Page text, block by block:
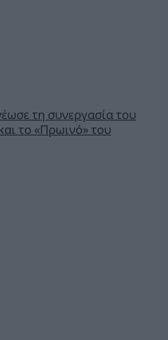
τη συνεργασία του
το «Πρωινό» του